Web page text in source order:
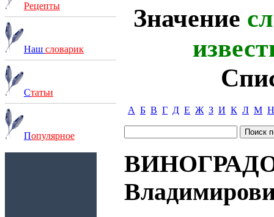
Рецепты
Наш словарик
Статьи
Популярное
Значение
А Б В Г Д Е Ж З И К Л М Н